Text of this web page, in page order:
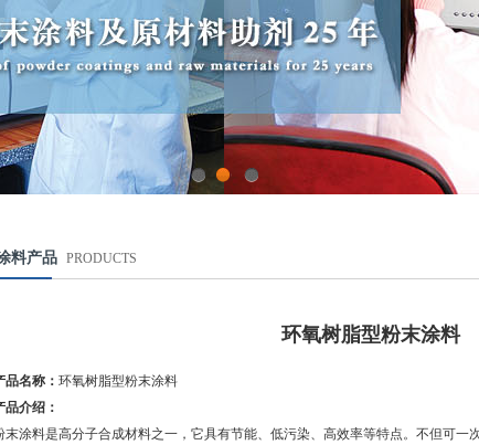
料产品 PRODUCTS
环氧树脂型粉末涂料
品名称： 环氧树脂型粉末涂料
品介绍：
末涂料是高分子合成材料之一，它具有节能、低污染、高效率等特点。不但可一